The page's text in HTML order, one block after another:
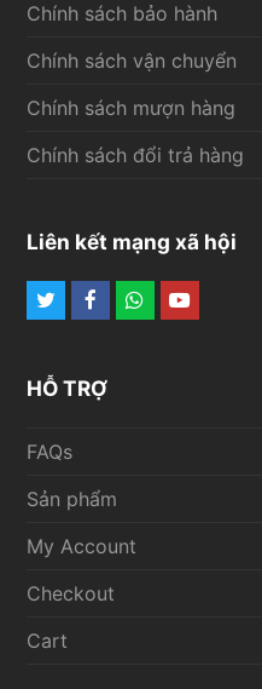
Chính sách bảo hành
Chính sách vận chuyển
Chính sách mượn hàng
Chính sách đổi trả hàng
Liên kết mạng xã hội
TwitterFacebook
Whatsapp
Youtube
HỖ TRỢ
FAQs
Sản phẩm
My Account
Checkout
Cart